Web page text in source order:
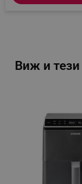
Виж и тези